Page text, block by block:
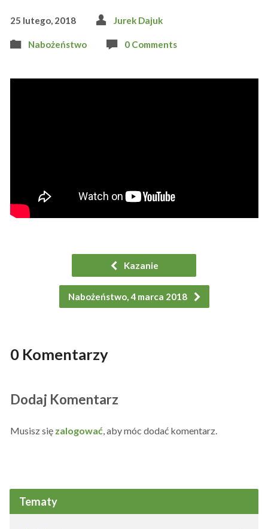
25 lutego, 2018 Jurek Dajuk
Nabożeństwo 0 Comments
Kazanie
Nabożeństwo, 4 marca 2018
0 Komentarzy
Dodaj Komentarz
Musisz się zalogować , aby móc dodać komentarz.
Tematy